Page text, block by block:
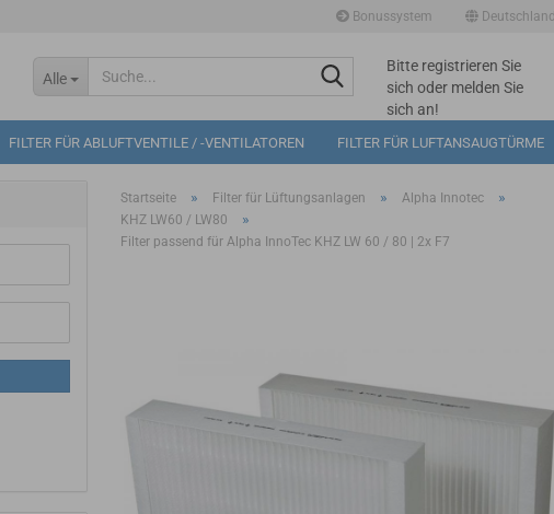
Bonussystem Deutschland
Alle
Suche...Bitte registrieren Sie
sich oder melden Sie
sich an!
Mögliche
Bonuspunkte im
FILTER FÜR ABLUFTVENTILE / -VENTILATOREN FILTER FÜR LUFTANSAUGTÜRME
Startseite » Filter für Lüftungsanlagen » Alpha Innotec »
KHZ LW60 / LW80 »
Filter passend für Alpha InnoTec KHZ LW 60 / 80 | 2x F7